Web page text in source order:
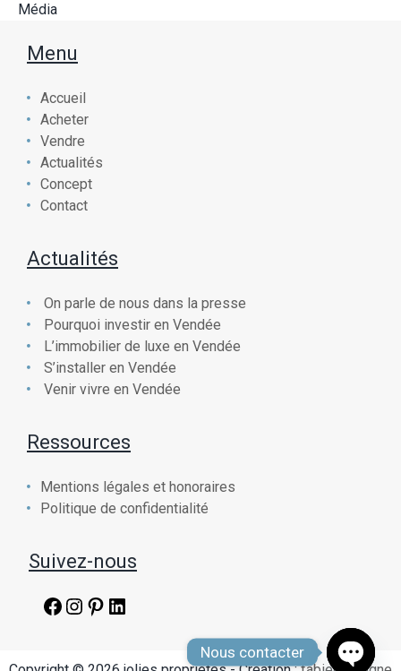
Média
Menu
Accueil
Acheter
Vendre
Actualités
Concept
Contact
Actualités
On parle de nous dans la presse
Pourquoi investir en Vendée
L’immobilier de luxe en Vendée
S’installer en Vendée
Venir vivre en Vendée
Ressources
Mentions légales et honoraires
Politique de confidentialité
Suivez-nous
Facebook
Instagram
Pinterest
Nous contacter